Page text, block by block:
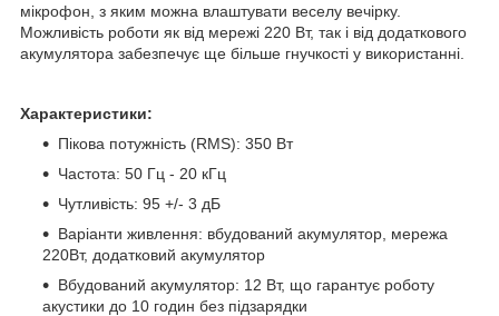
мікрофон, з яким можна влаштувати веселу вечірку.
Можливість роботи як від мережі 220 Вт, так і від додаткового
акумулятора забезпечує ще більше гнучкості у використанні.
Характеристики:
Пікова потужність (RMS): 350 Вт
Частота: 50 Гц - 20 кГц
Чутливість: 95 +/- 3 дБ
Варіанти живлення: вбудований акумулятор, мережа
220Вт, додатковий акумулятор
Вбудований акумулятор: 12 Вт, що гарантує роботу
акустики до 10 годин без підзарядки